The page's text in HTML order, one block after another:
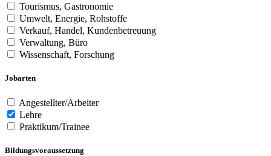
Tourismus, Gastronomie
Umwelt, Energie, Rohstoffe
Verkauf, Handel, Kundenbetreuung
Verwaltung, Büro
Wissenschaft, Forschung
Jobarten
Angestellter/Arbeiter
Lehre
Praktikum/Trainee
Bildungsvoraussetzung